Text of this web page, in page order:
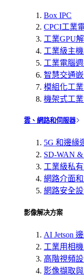
Box IPC
CPCI工業
工業GPU
工業級主
工業電腦
智慧交通
模組化工
機架式工
雲、網路和伺服器
5G 和邊緣
SD-WAN
工業級私
網路介面
網路安全
影像解决方案
AI Jetson
工業用相
高階視頻
影像擷取